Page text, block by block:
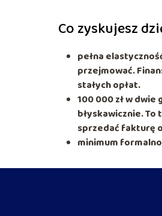
Co zyskujesz
pełna
przejmować.
stałych opłat.
100 000 zł w
błyskawicznie.
sprzedać fakturę
minimum